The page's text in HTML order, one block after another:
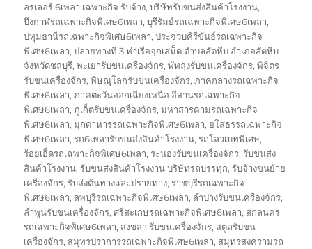
ลรเลอร์ 6เพลา เฉพาะกิจ รับจ้าง,บริษัทรับขนส่งสินค้าโรงงาน,
บึงกาฬรถเฉพาะกิจพิเศษ6เพลา,บุรีรัมย์รถเฉพาะกิจพิเศษ6เพลา,
ปทุมธานีรถเฉพาะกิจพิเศษ6เพลา,ประจวบคีรีขันธ์รถเฉพาะกิจ
พิเศษ6เพลา,ปลายทางที่ 3 ท่าเรือจุกเสม็ด ตำบลสัตหีบ อำเภอสัตหีบ
จังหวัดชลบุรี,พะเยารับขนเครื่องจักร,พัทลุงรับขนเครื่องจักร,พิจิตร
รับขนเครื่องจักร,พิษณุโลกรับขนเครื่องจักร,ภาคกลางรถเฉพาะกิจ
พิเศษ6เพลา,ภาคตะวันออกเฉียงเหนือ อีสานรถเฉพาะกิจ
พิเศษ6เพลา,ภูเก็ตรับขนเครื่องจักร,มหาสารคามรถเฉพาะกิจ
พิเศษ6เพลา,มุกดาหารรถเฉพาะกิจพิเศษ6เพลา, ยโสธรรถเฉพาะกิจ
พิเศษ6เพลา,รถ6เพลารับขนส่งสินค้าโรงงาน,รถโลวเบทพิเศษ,
ร้อยเอ็ดรถเฉพาะกิจพิเศษ6เพลา,ระนองรับขนเครื่องจักร,รับขนส่ง
สินค้าโรงงาน,รับขนส่งสินค้าโรงงาน บริษัทรถบรรทุก,รับจ้างขนย้าย
เครื่องจักร,รับส่งต้นทางและปรายทาง,ราชบุรีรถเฉพาะกิจ
พิเศษ6เพลา, ลพบุรีรถเฉพาะกิจพิเศษ6เพลา, ลำปางรับขนเครื่องจักร,
ลำพูนรับขนเครื่องจักร,ศรีสะเกษรถเฉพาะกิจพิเศษ6เพลา, สกลนคร
รถเฉพาะกิจพิเศษ6เพลา, สงขลา รับขนเครื่องจักร, สตูลรับขน
เครื่องจักร, สมุทรปราการรถเฉพาะกิจพิเศษ6เพลา, สมุทรสงครามรถ